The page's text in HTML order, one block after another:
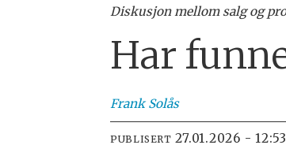
Diskusjon mellom salg og
Har
Frank Solås
PUBLISERT 27.01.2026 - 12:53